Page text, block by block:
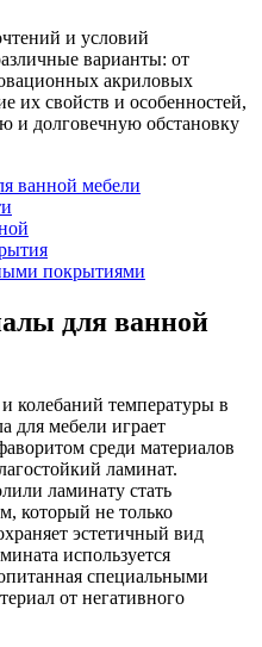
и условий
варианты: от
акриловых
их свойств и особенностей,
и долговечную обстановку
ванной мебели
покрытиями
для ванной
колебаний температуры в
для мебели играет
среди материалов
ламинат.
ламинату стать
который не только
эстетичный вид
используется
специальными
от негативного